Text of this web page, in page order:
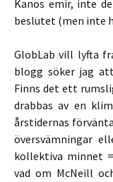
Kanos emir, inte
beslutet (men inte
GlobLab vill lyfta
blogg söker jag
Finns det ett
drabbas av en
årstidernas
översvämningar
kollektiva minnet
vad om McNeill